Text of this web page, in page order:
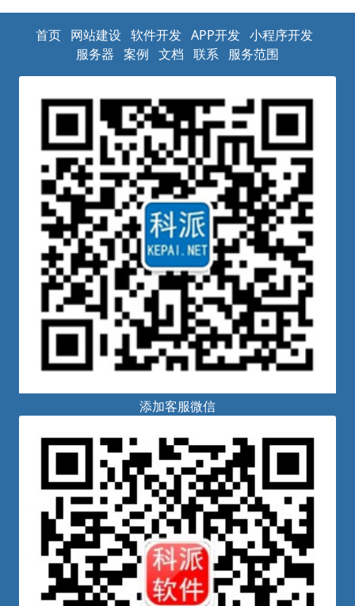
首页 网站建设 软件开发 APP开发 小程序开发
服务器 案例 文档 联系 服务范围
添加客服微信